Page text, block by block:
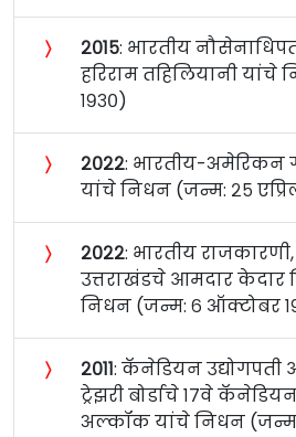
〉 २०१५: भारतीय
हरिराम तहिलियानी यांचे
१९३०)
〉 २०२२: भारतीय-अमेरिकन
यांचे निधन (जन्म: २५
〉 २०२२: भारतीय
उत्तराखंडचे आमदार केदार
निधन (जन्म: ६ ऑक्टोबर
〉 २०११: कॅनेडियन उद्योगपती
ट्रेझरी बोर्डाचे १७वे
अल्कॉक यांचे निधन (जन्म: